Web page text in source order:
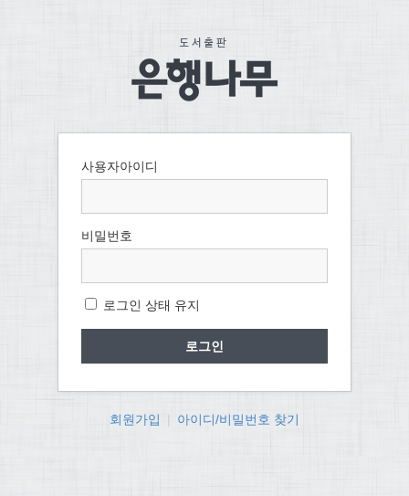
사용자아이디
비밀번호
로그인 상태 유지
회원가입 아이디/비밀번호 찾기